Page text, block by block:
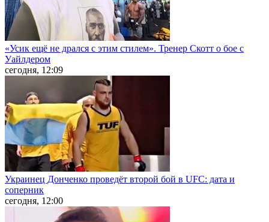
«Усик ещё не дрался с этим стилем». Тренер Скотт о бое с
Уайлдером
сегодня, 12:09
Украинец Донченко проведёт второй бой в UFC: дата и
соперник
сегодня, 12:00